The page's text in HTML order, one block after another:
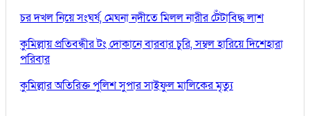
চর দখল নিয়ে সংঘর্ষ, মেঘনা নদীতে মিলল নারীর টেঁটাবিদ্ধ লাশ
কুমিল্লায় প্রতিবন্ধীর টং দোকানে বারবার চুরি, সম্বল হারিয়ে দিশেহারা
পরিবার
কুমিল্লার অতিরিক্ত পুলিশ সুপার সাইফুল মালিকের মৃত্যু